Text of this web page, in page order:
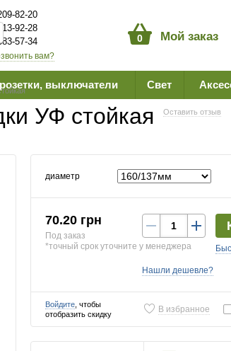
82-20
92-28
57-34
вам?
0 Мой заказ
выключатели Свет
УФ стойкая Оставить отзыв
диаметр
70.20 грн
Под заказ
*точный срок уточните у менеджера
Нашли дешевле?
Войдите , чтобы
отобразить скидку
В избранное